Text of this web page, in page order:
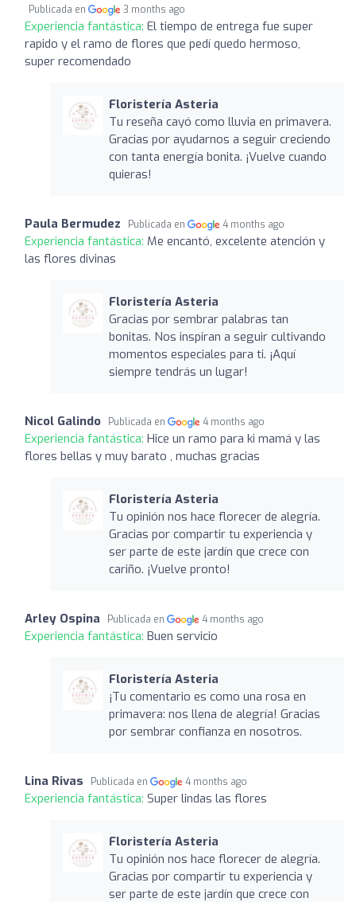
Publicada en 3 months ago
Experiencia fantástica: El tiempo de entrega fue super
rapido y el ramo de flores que pedí quedo hermoso,
super recomendado
Floristería Asteria
Tu reseña cayó como lluvia en primavera.
Gracias por ayudarnos a seguir creciendo
con tanta energía bonita. ¡Vuelve cuando
quieras!
Paula Bermudez Publicada en 4 months ago
Experiencia fantástica: Me encantó, excelente atención y
las flores divinas
Floristería Asteria
Gracias por sembrar palabras tan
bonitas. Nos inspiran a seguir cultivando
momentos especiales para ti. ¡Aquí
siempre tendrás un lugar!
Nicol Galindo Publicada en 4 months ago
Experiencia fantástica: Hice un ramo para ki mamá y las
flores bellas y muy barato , muchas gracias
Floristería Asteria
Tu opinión nos hace florecer de alegría.
Gracias por compartir tu experiencia y
ser parte de este jardín que crece con
cariño. ¡Vuelve pronto!
Arley Ospina Publicada en 4 months ago
Experiencia fantástica: Buen servicio
Floristería Asteria
¡Tu comentario es como una rosa en
primavera: nos llena de alegría! Gracias
por sembrar confianza en nosotros.
Lina Rivas Publicada en 4 months ago
Experiencia fantástica: Super lindas las flores
Floristería Asteria
Tu opinión nos hace florecer de alegría.
Gracias por compartir tu experiencia y
ser parte de este jardín que crece con